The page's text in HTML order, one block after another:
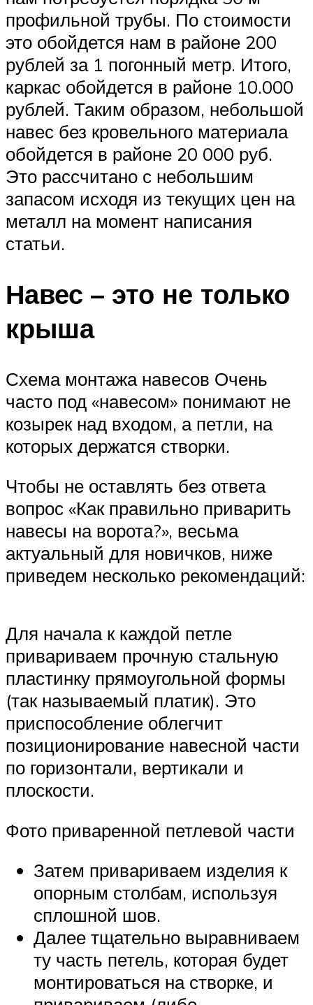
профильной трубы. По стоимости
это обойдется нам в районе 200
рублей за 1 погонный метр. Итого,
каркас обойдется в районе 10.000
рублей. Таким образом, небольшой
навес без кровельного материала
обойдется в районе 20 000 руб.
Это рассчитано с небольшим
запасом исходя из текущих цен на
металл на момент написания
статьи.
Навес – это не только
крыша
Схема монтажа навесов Очень
часто под «навесом» понимают не
козырек над входом, а петли, на
которых держатся створки.
Чтобы не оставлять без ответа
вопрос «Как правильно приварить
навесы на ворота?», весьма
актуальный для новичков, ниже
приведем несколько рекомендаций:
Для начала к каждой петле
привариваем прочную стальную
пластинку прямоугольной формы
(так называемый платик). Это
приспособление облегчит
позиционирование навесной части
по горизонтали, вертикали и
плоскости.
Фото приваренной петлевой части
Затем привариваем изделия к
опорным столбам, используя
сплошной шов.
Далее тщательно выравниваем
ту часть петель, которая будет
монтироваться на створке, и